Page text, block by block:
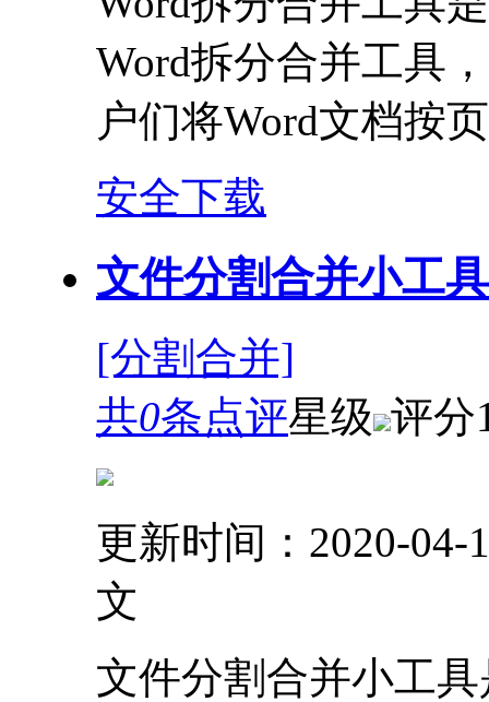
Word拆分合并工具
户们将Word文档按
安全下载
文件分割合并小工
[分割合并]
共0条点评星级 评分
更新时间：2020-04-
文
文件分割合并小工